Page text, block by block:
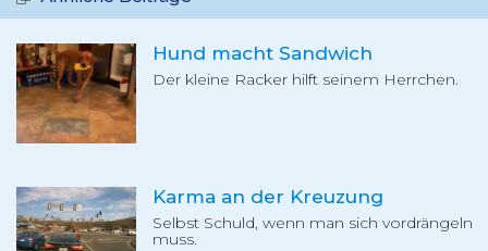
Hund macht Sandwich
Der kleine Racker hilft seinem Herrchen.
Karma an der Kreuzung
Selbst Schuld, wenn man sich vordrängeln
muss.